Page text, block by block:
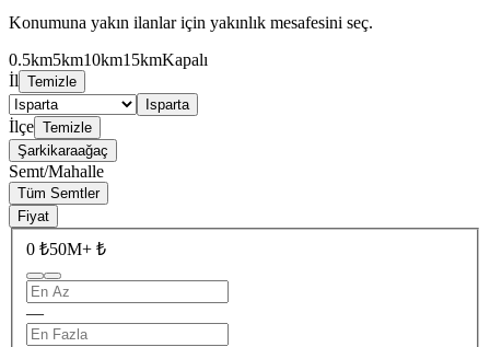
Konumuna yakın ilanlar için yakınlık mesafesini seç.
0.5km5km10km15kmKapalı
İl Temizle
Isparta
İlçe Temizle
Şarkikaraağaç
Semt/Mahalle
Tüm Semtler
Fiyat
0 ₺50M+ ₺
—